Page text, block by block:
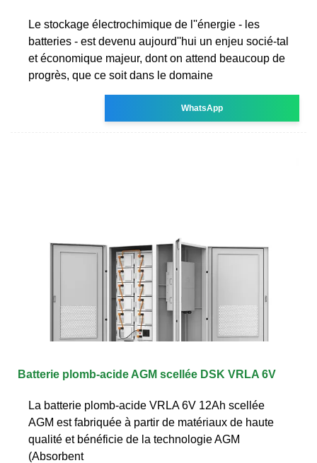
Le stockage électrochimique de l''énergie - les
batteries - est devenu aujourd''hui un enjeu socié-tal
et économique majeur, dont on attend beaucoup de
progrès, que ce soit dans le domaine
WhatsApp
Batterie plomb-acide AGM scellée DSK VRLA 6V
La batterie plomb-acide VRLA 6V 12Ah scellée
AGM est fabriquée à partir de matériaux de haute
qualité et bénéficie de la technologie AGM
(Absorbent